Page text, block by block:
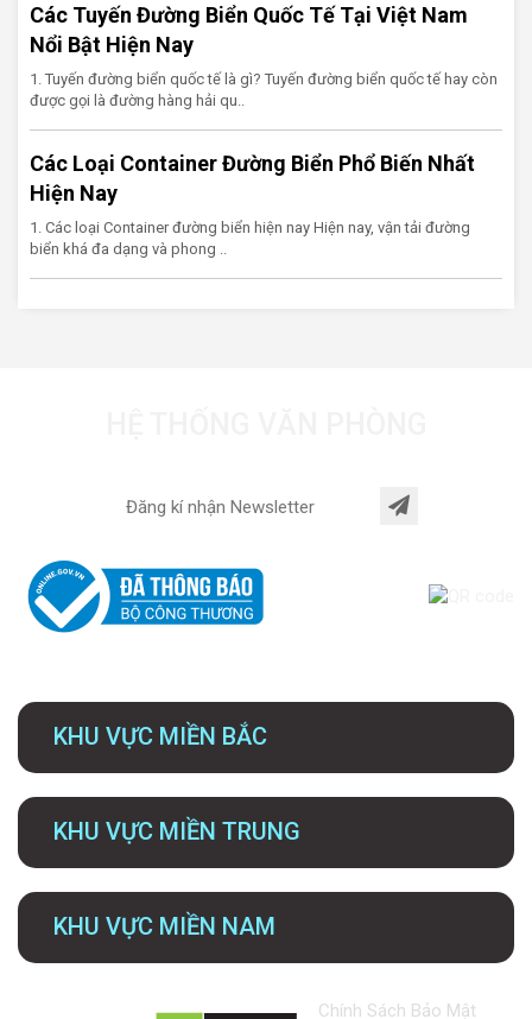
Các Tuyến Đường Biển Quốc Tế Tại Việt Nam
Nổi Bật Hiện Nay
1. Tuyến đường biển quốc tế là gì? Tuyến đường biển quốc tế hay còn
được gọi là đường hàng hải qu..
Các Loại Container Đường Biển Phổ Biến Nhất
Hiện Nay
1. Các loại Container đường biển hiện nay Hiện nay, vận tải đường
biển khá đa dạng và phong ..
KHU VỰC MIỀN BẮC
KHU VỰC MIỀN TRUNG
KHU VỰC MIỀN NAM
Chính Sách Bảo Mật